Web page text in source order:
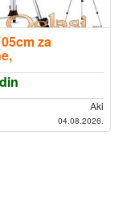
za
Torba i
Telefon
Aki
04.08.2026.